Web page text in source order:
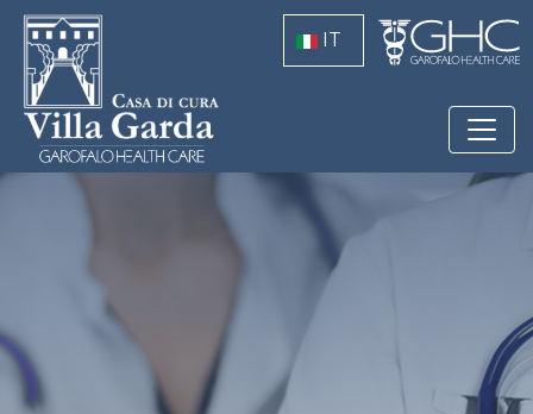
Salta al contenuto principale
IT